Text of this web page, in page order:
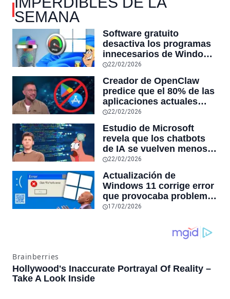
SEMANA
Software gratuito
desactiva los programas
innecesarios de Windows
11 y optimiza el PC,
reduciendo el uso de la
RAM y mucho más
22/02/2026
Creador de OpenClaw
predice que el 80% de las
aplicaciones actuales
desaparecerán en el
futuro: “Solo sobrevivirán
las aplicaciones con
sensores únicos o
conexiones especiales a
hardware
22/02/2026
Estudio de Microsoft
revela que los chatbots
de IA se vuelven menos
confiables mientras más
tiempo hablas con ellos:
la falta de confiabilidad
sube un 112%
22/02/2026
Actualización de
Windows 11 corrige error
que provocaba problemas
al jugar en PC: los
producían desde 2023
17/02/2026